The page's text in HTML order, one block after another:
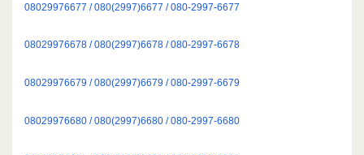
08029976677 / 080(2997)6677 / 080-2997-6677
08029976678 / 080(2997)6678 / 080-2997-6678
08029976679 / 080(2997)6679 / 080-2997-6679
08029976680 / 080(2997)6680 / 080-2997-6680